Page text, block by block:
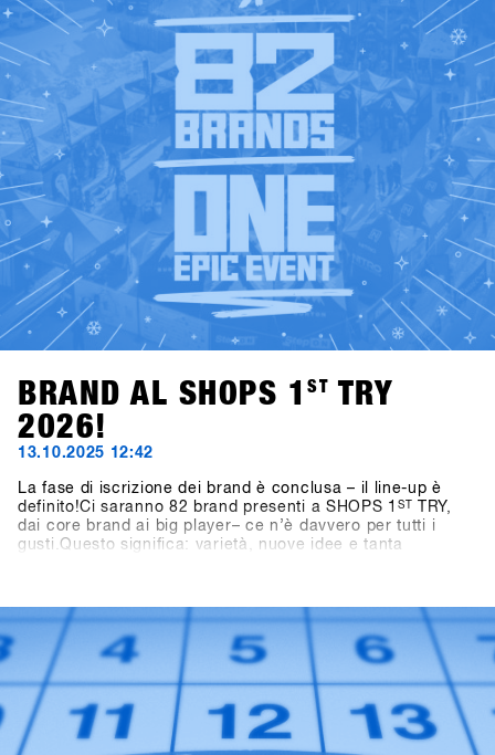
BRAND AL SHOPS 1 ST TRY
2026!
13.10.2025 12:42
La fase di iscrizione dei brand è conclusa – il line-up è
definito!Ci saranno 82 brand presenti a SHOPS 1 ST
TRY,
dai core brand ai big player– ce n’è davvero per tutti i
gusti.Questo significa: varietà, nuove idee e tanta